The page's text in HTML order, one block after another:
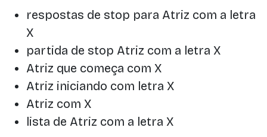
respostas de stop para Atriz com a letra
X
partida de stop Atriz com a letra X
Atriz que começa com X
Atriz iniciando com letra X
Atriz com X
lista de Atriz com a letra X